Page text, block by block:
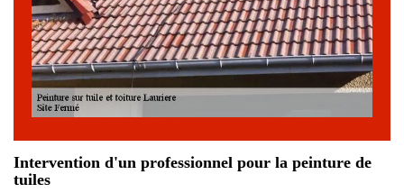
Intervention d'un professionnel pour la peinture de
tuiles